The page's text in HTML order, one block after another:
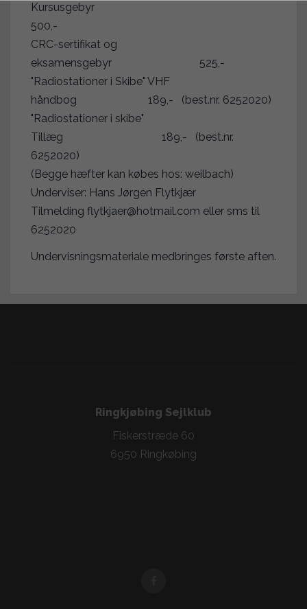
Kursusgebyr
500,-
CRC-sertifikat og
eksamensgebyr 525,-
"Radiostationer i Skibe" VHF
håndbog 189,- (best.nr. 6252020)
"Radiostationer i skibe"
Tillæg 189,- (best.nr.
6252020)
(Begge hæfter kan købes hos: weilbach)
Underviser: Hans Jørgen Flytkjær
Tilmelding flytkjaer@hotmail.com eller sms til
6252020
Undervisningsmateriale medbringes første aften.
Ringkjøbing Sejlklub
Fiskerstræde 60
6950 Ringkøbing